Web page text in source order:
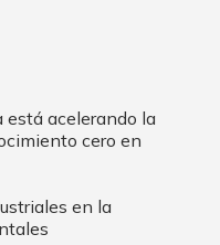
está acelerando la
cero en
en la